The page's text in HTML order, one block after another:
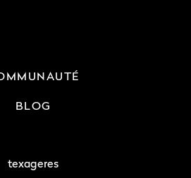
BLOG
texageres